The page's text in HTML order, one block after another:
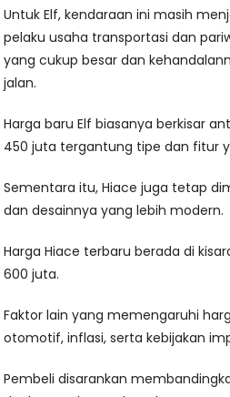
Untuk Elf, kendaraan ini masih
pelaku usaha transportasi dan
yang cukup besar dan
jalan.
Harga baru Elf biasanya berkisar
450 juta tergantung tipe dan fitur
Sementara itu, Hiace juga tetap
dan desainnya yang lebih modern.
Harga Hiace terbaru berada di
600 juta.
Faktor lain yang memengaruhi
otomotif, inflasi, serta kebijakan
Pembeli disarankan